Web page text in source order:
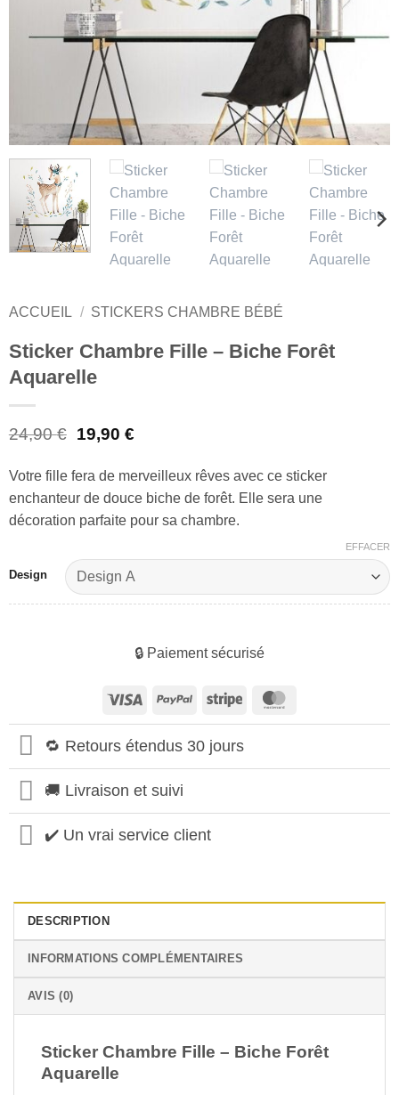
ACCUEIL / STICKERS CHAMBRE BÉBÉ
Sticker Chambre Fille – Biche Forêt
Aquarelle
24,90€ Le
initial
était :
24,90 €.
19,90 €Le
actuel
est :
19,90 €.
Votre fille fera de merveilleux rêves avec ce sticker
enchanteur de douce biche de forêt. Elle sera une
décoration parfaite pour sa chambre.
Design
EFFACER
🔒 Paiement sécurisé
Visa PayPal Stripe
🔁 Retours étendus 30 jours
🚚 Livraison et suivi
✔️ Un vrai service client
DESCRIPTION
INFORMATIONS COMPLÉMENTAIRES
AVIS (0)
Sticker Chambre Fille – Biche Forêt
Aquarelle